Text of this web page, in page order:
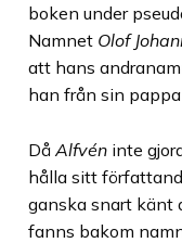
boken under
Namnet Olof
att hans
han från sin
Då Alfvén inte
hålla sitt
ganska snart känt
fanns bakom